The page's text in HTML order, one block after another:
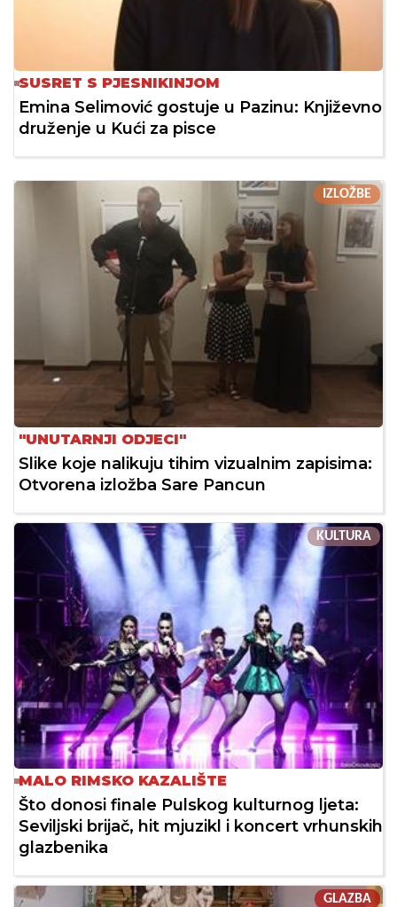
SUSRET S PJESNIKINJOM
Emina Selimović gostuje u Pazinu: Književno
druženje u Kući za pisce
IZLOŽBE
"UNUTARNJI ODJECI"
Slike koje nalikuju tihim vizualnim zapisima:
Otvorena izložba Sare Pancun
KULTURA
MALO RIMSKO KAZALIŠTE
Što donosi finale Pulskog kulturnog ljeta:
Seviljski brijač, hit mjuzikl i koncert vrhunskih
glazbenika
GLAZBA